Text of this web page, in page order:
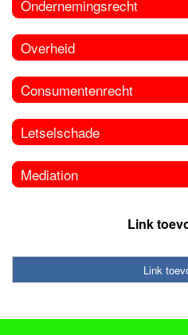
Ondernemingsrecht
Overheid
Consumentenrecht
Letselschade
Mediation
Link
Link